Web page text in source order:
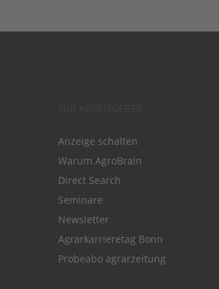
Anzeige schalten
Warum AgroBrain
Direct Search
Seminare
Newsletter
Agrarkarrieretag Bonn
Probeabo agrarzeitung